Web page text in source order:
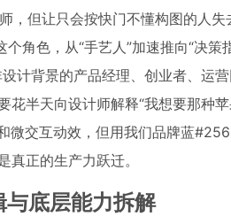
，但让只会按快门不懂构图的人
个角色，从“手艺人”加速推向“决
计背景的产品经理、创业者、运
花半天向设计师解释“我想要那种
微交互动效，但用我们品牌蓝
真正的生产力跃迁。
底层能力拆解